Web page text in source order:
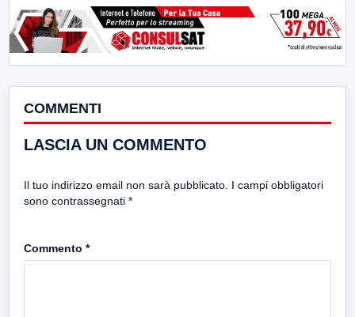
COMMENTI
LASCIA UN COMMENTO
Il tuo indirizzo email non sarà pubblicato. I campi obbligatori
sono contrassegnati *
Commento *